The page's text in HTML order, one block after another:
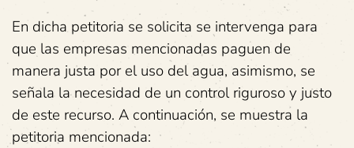
En dicha petitoria se solicita se intervenga para
que las empresas mencionadas paguen de
manera justa por el uso del agua, asimismo, se
señala la necesidad de un control riguroso y justo
de este recurso. A continuación, se muestra la
petitoria mencionada: